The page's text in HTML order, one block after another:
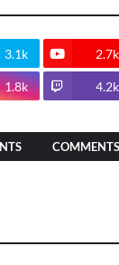
3.1k 2.7k
1.8k 4.2k
COMMENTS